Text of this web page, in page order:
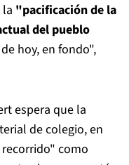
"pacificación de la
del pueblo
hoy, en fondo",
espera que la
de colegio, en
como